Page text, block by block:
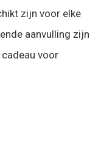
zijn voor elke
aanvulling zijn
voor